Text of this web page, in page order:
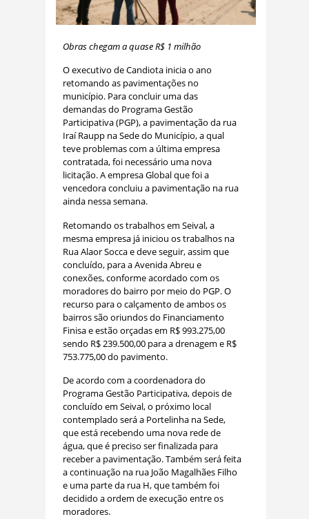
Obras chegam a quase R$ 1 milhão
O executivo de Candiota inicia o ano
retomando as pavimentações no
município. Para concluir uma das
demandas do Programa Gestão
Participativa (PGP), a pavimentação da rua
Iraí Raupp na Sede do Município, a qual
teve problemas com a última empresa
contratada, foi necessário uma nova
licitação. A empresa Global que foi a
vencedora concluiu a pavimentação na rua
ainda nessa semana.
Retomando os trabalhos em Seival, a
mesma empresa já iniciou os trabalhos na
Rua Alaor Socca e deve seguir, assim que
concluído, para a Avenida Abreu e
conexões, conforme acordado com os
moradores do bairro por meio do PGP. O
recurso para o calçamento de ambos os
bairros são oriundos do Financiamento
Finisa e estão orçadas em R$ 993.275,00
sendo R$ 239.500,00 para a drenagem e R$
753.775,00 do pavimento.
De acordo com a coordenadora do
Programa Gestão Participativa, depois de
concluído em Seival, o próximo local
contemplado será a Portelinha na Sede,
que está recebendo uma nova rede de
água, que é preciso ser finalizada para
receber a pavimentação. Também será feita
a continuação na rua João Magalhães Filho
e uma parte da rua H, que também foi
decidido a ordem de execução entre os
moradores.